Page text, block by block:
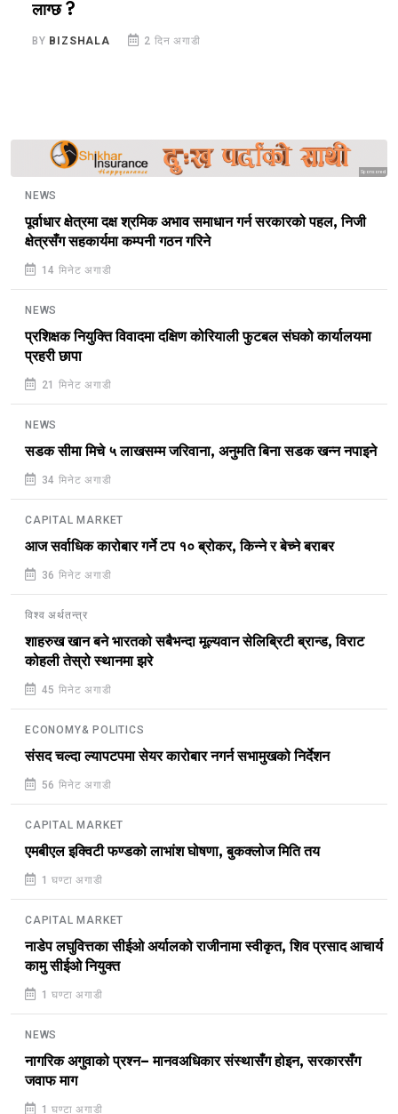
लाग्छ ?
BY BIZSHALA 2 दिन अगाडी
Sponsored
NEWS
पूर्वाधार क्षेत्रमा दक्ष श्रमिक अभाव समाधान गर्न सरकारको पहल, निजी
क्षेत्रसँग सहकार्यमा कम्पनी गठन गरिने
14 मिनेट अगाडी
NEWS
प्रशिक्षक नियुक्ति विवादमा दक्षिण कोरियाली फुटबल संघको कार्यालयमा
प्रहरी छापा
21 मिनेट अगाडी
NEWS
सडक सीमा मिचे ५ लाखसम्म जरिवाना, अनुमति बिना सडक खन्न नपाइने
34 मिनेट अगाडी
CAPITAL MARKET
आज सर्वाधिक कारोबार गर्ने टप १० ब्रोकर, किन्ने र बेच्ने बराबर
36 मिनेट अगाडी
विश्व अर्थतन्त्र
शाहरुख खान बने भारतको सबैभन्दा मूल्यवान सेलिब्रिटी ब्रान्ड, विराट
कोहली तेस्रो स्थानमा झरे
45 मिनेट अगाडी
ECONOMY& POLITICS
संसद चल्दा ल्यापटपमा सेयर कारोबार नगर्न सभामुखको निर्देशन
56 मिनेट अगाडी
CAPITAL MARKET
एमबीएल इक्विटी फण्डको लाभांश घोषणा, बुकक्लोज मिति तय
1 घण्टा अगाडी
CAPITAL MARKET
नाडेप लघुवित्तका सीईओ अर्यालको राजीनामा स्वीकृत, शिव प्रसाद आचार्य
कामु सीईओ नियुक्त
1 घण्टा अगाडी
NEWS
नागरिक अगुवाको प्रश्न– मानवअधिकार संस्थासँग होइन, सरकारसँग
जवाफ माग
1 घण्टा अगाडी